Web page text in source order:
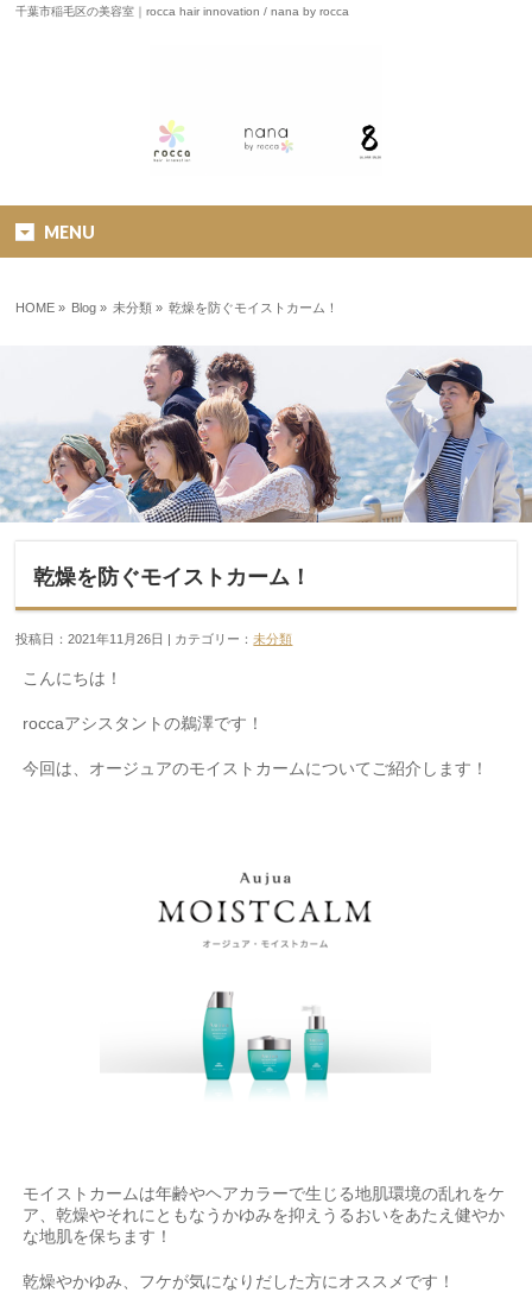
千葉市稲毛区の美容室｜rocca hair innovation / nana by rocca
MENU
HOME » Blog » 未分類 » 乾燥を防ぐモイストカーム！
乾燥を防ぐモイストカーム！
投稿日：2021年11月26日 | カテゴリー：未分類
こんにちは！
roccaアシスタントの鵜澤です！
今回は、オージュアのモイストカームについてご紹介します！
モイストカームは年齢やヘアカラーで生じる地肌環境の乱れをケ
ア、乾燥やそれにともなうかゆみを抑えうるおいをあたえ健やか
な地肌を保ちます！
乾燥やかゆみ、フケが気になりだした方にオススメです！